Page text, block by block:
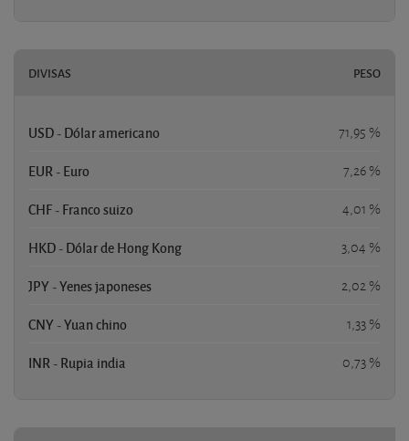
DIVISAS PESO
USD - Dólar americano 71,95 %
EUR - Euro 7,26 %
CHF - Franco suizo 4,01 %
HKD - Dólar de Hong Kong 3,04 %
JPY - Yenes japoneses 2,02 %
CNY - Yuan chino 1,33 %
INR - Rupia india 0,73 %